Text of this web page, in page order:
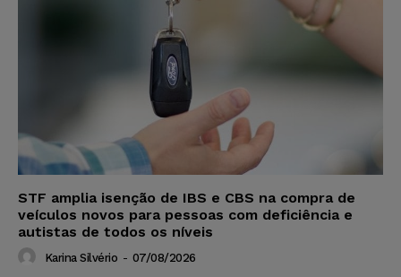
STF amplia isenção de IBS e CBS na compra de
veículos novos para pessoas com deficiência e
autistas de todos os níveis
Karina Silvério - 07/08/2026